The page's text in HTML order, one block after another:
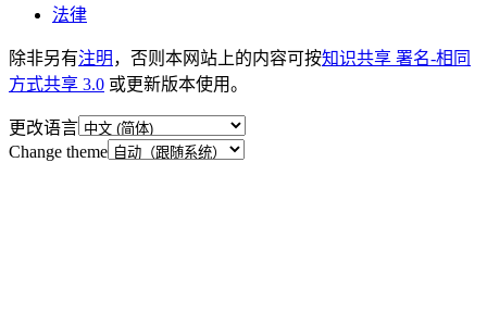
法律
除非另有注明 ，否则本网站上的内容可按知识共享 署名-相同
方式共享 3.0 或更新版本使用。
更改语言
Change theme